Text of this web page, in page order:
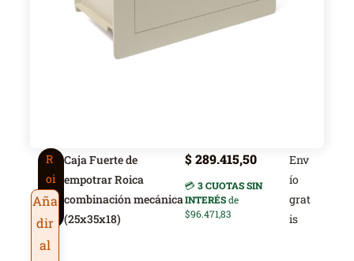
R
oi
c
a
Caja Fuerte de
empotrar Roica
combinación mecánica
(25x35x18)
$289.415,50
💳 3 CUOTAS SIN
INTERÉSde
$96.471,83
Env
ío
grat
is
Aña
dir
al